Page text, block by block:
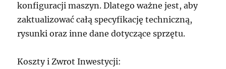
konfiguracji maszyn. Dlatego ważne jest, aby
zaktualizować całą specyfikację techniczną,
rysunki oraz inne dane dotyczące sprzętu.
Koszty i Zwrot Inwestycji: